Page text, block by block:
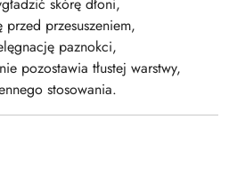
skórę dłoni,
przesuszeniem,
paznokci,
pozostawia tłustej warstwy,
stosowania.